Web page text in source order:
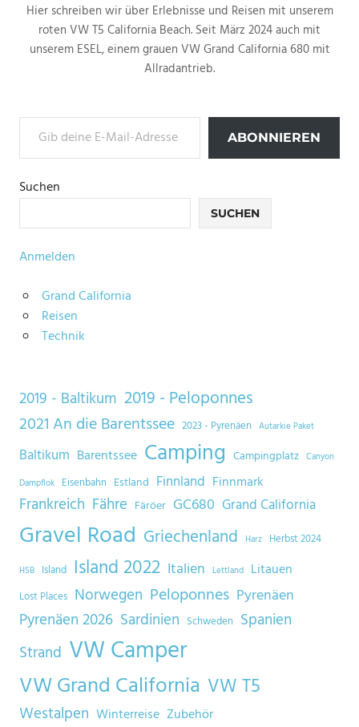
Hier schreiben wir über Erlebnisse und Reisen mit unserem
roten VW T5 California Beach. Seit März 2024 auch mit
unserem ESEL, einem grauen VW Grand California 680 mit
Allradantrieb.
Gib deine E-Mail-Adresse ein ...
ABONNIEREN
Suchen
SUCHEN
Anmelden
Grand California
Reisen
Technik
2019 - Baltikum 2019 - Peloponnes
2021 An die Barentssee 2023 - Pyrenäen Autarkie Paket
Baltikum Barentssee Camping Campingplatz Canyon
Dampflok Eisenbahn Estland Finnland Finnmark
Frankreich Fähre Färöer GC680 Grand California
Gravel Road Griechenland Harz Herbst 2024
HSB Island Island 2022 Italien Lettland Litauen
Lost Places Norwegen Peloponnes Pyrenäen
Pyrenäen 2026 Sardinien Schweden Spanien
Strand VW Camper
VW Grand California VW T5
Westalpen Winterreise Zubehör